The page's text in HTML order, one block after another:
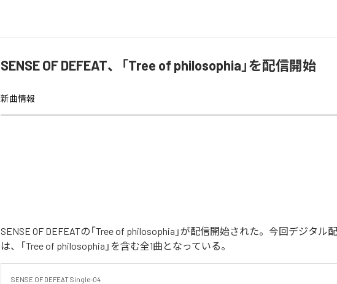
SENSE OF DEFEAT、「Tree of philosophia」を配信開始
新曲情報
SENSE OF DEFEATの「Tree of philosophia」が配信開始された。今回デジタル
は、「Tree of philosophia」を含む全1曲となっている。
SENSE OF DEFEAT Single-04